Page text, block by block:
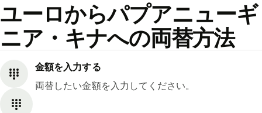
ユーロからパプアニューギ
ニア・キナへの両替方法
金額を入力する
両替したい金額を入力してください。